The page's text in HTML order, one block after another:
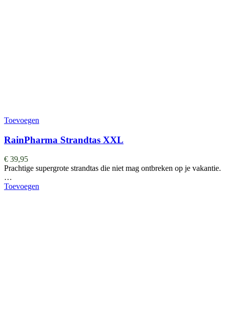
Toevoegen
RainPharma Strandtas XXL
€ 39,95
Prachtige supergrote strandtas die niet mag ontbreken op je vakantie.
…
Toevoegen